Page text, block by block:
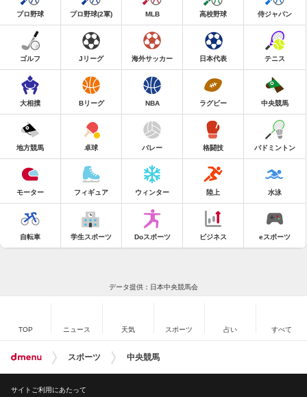
プロ野球 プロ野球(2軍) MLB 高校野球 侍ジャパン
ゴルフ Jリーグ 海外サッカー 日本代表 テニス
大相撲 Bリーグ NBA ラグビー 中央競馬
地方競馬 卓球 バレー 格闘技 バドミントン
モーター フィギュア ウィンター 陸上 水泳
自転車 学生スポーツ Doスポーツ ビジネス eスポーツ
データ提供：日本中央競馬会
TOP ニュース 天気 スポーツ 占い すべて
スポーツ 中央競馬
サイトご利用にあたって